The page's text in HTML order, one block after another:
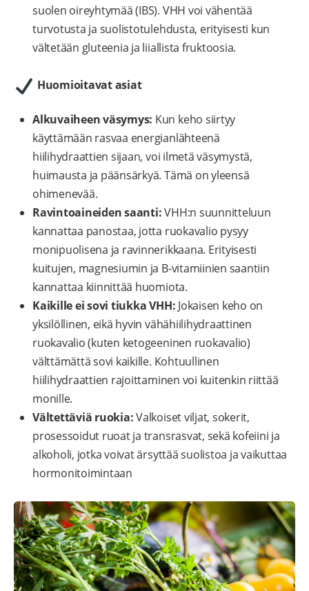
suolen oireyhtymää (IBS). VHH voi vähentää
turvotusta ja suolistotulehdusta, erityisesti kun
vältetään gluteenia ja liiallista fruktoosia.
Huomioitavat asiat
Alkuvaiheen väsymys: Kun keho siirtyy
käyttämään rasvaa energianlähteenä
hiilihydraattien sijaan, voi ilmetä väsymystä,
huimausta ja päänsärkyä. Tämä on yleensä
ohimenevää.
Ravintoaineiden saanti:VHH:n suunnitteluun
kannattaa panostaa, jotta ruokavalio pysyy
monipuolisena ja ravinnerikkaana. Erityisesti
kuitujen, magnesiumin ja B-vitamiinien saantiin
kannattaa kiinnittää huomiota.
Kaikille ei sovi tiukka VHH: Jokaisen keho on
yksilöllinen, eikä hyvin vähähiilihydraattinen
ruokavalio (kuten ketogeeninen ruokavalio)
välttämättä sovi kaikille. Kohtuullinen
hiilihydraattien rajoittaminen voi kuitenkin riittää
monille.
Vältettäviä ruokia:Valkoiset viljat, sokerit,
prosessoidut ruoat ja transrasvat, sekä kofeiini ja
alkoholi, jotka voivat ärsyttää suolistoa ja vaikuttaa
hormonitoimintaan